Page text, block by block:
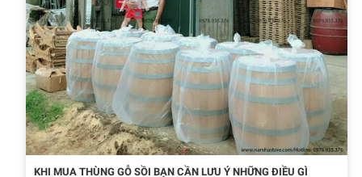
KHI MUA THÙNG GỖ SỒI BẠN CẦN LƯU Ý NHỮNG ĐIỀU GÌ